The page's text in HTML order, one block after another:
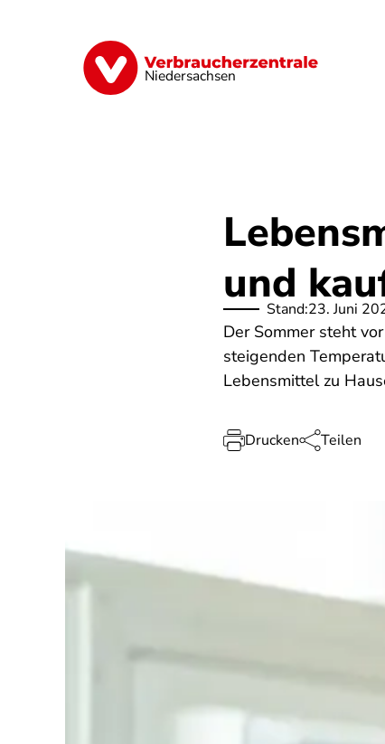
Niedersachsen
Digitale Welt Energie Geld &
und
Stand:23. Juni
Der Sommer steht
steigenden
Lebensmittel zu
Drucken Teilen